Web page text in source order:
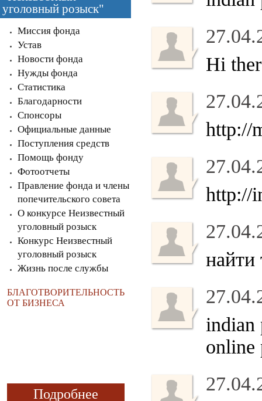
уголовный розыск"
Миссия фонда
Устав
Новости фонда
Нужды фонда
Статистика
Благодарности
Спонсоры
Официальные данные
Поступления средств
Помощь фонду
Фотоотчеты
Правление фонда и члены
попечительского совета
О конкурсе Неизвестный
уголовный розыск
Конкурс Неизвестный
уголовный розыск
Жизнь после службы
БЛАГОТВОРИТЕЛЬНОСТЬ
ОТ БИЗНЕСА
Подробнее
Hi
http://
http://
indian
online